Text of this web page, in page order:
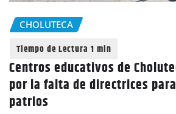
CHOLUTECA
Centros educativos de
por la falta de directrices
patrios